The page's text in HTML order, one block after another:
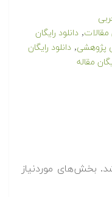
مقالات, دانلود رایگان
پژوهشی, دانلود رایگان
مقاله
بخش‌های موردنیاز